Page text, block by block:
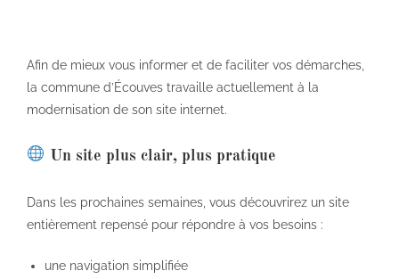
Afin de mieux vous informer et de faciliter vos démarches,
la commune d’Écouves travaille actuellement à la
modernisation de son site internet.
Un site plus clair, plus pratique
Dans les prochaines semaines, vous découvrirez un site
entièrement repensé pour répondre à vos besoins :
une navigation simplifiée